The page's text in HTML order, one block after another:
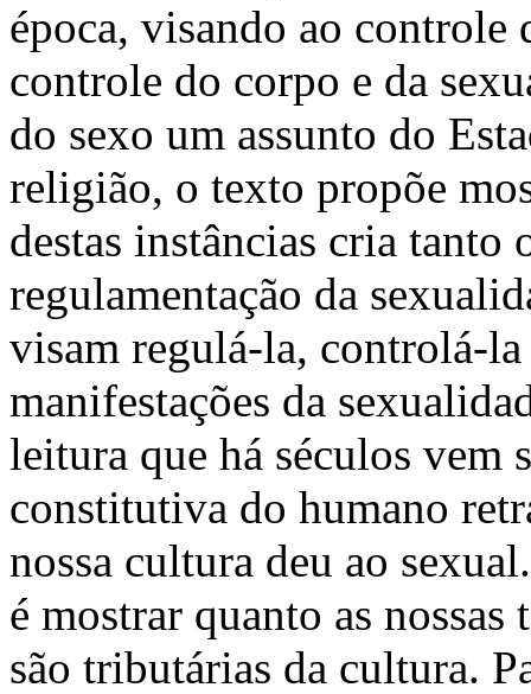
época, visando ao
controle do corpo e da
do sexo um assunto do
religião, o texto propõe
destas instâncias cria tanto
regulamentação da
visam regulá-la, controlá-la
manifestações da
leitura que há séculos vem
constitutiva do humano
nossa cultura deu ao
é mostrar quanto as
são tributárias da cultura.